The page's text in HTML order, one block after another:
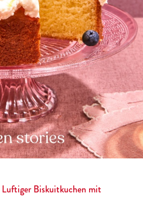
Luftiger Biskuitkuchen mit